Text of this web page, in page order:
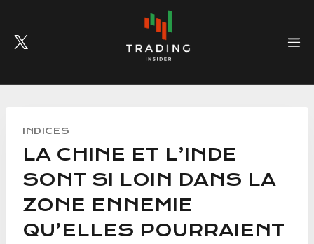
content
INDICES
LA CHINE ET L’INDE
SONT SI LOIN DANS LA
ZONE ENNEMIE
QU’ELLES POURRAIENT